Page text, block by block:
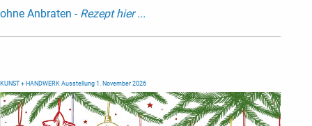
ohne Anbraten - Rezept hier ...
KUNST + HANDWERK Ausstellung 1. November 2026